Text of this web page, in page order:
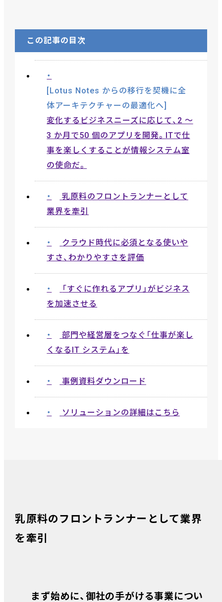
この記事の目次
Lotus Notes からの移行を契機に全
体アーキテクチャーの最適化へ
変化するビジネスニーズに応じて、2 ～
3 か月で50 個のアプリを開発。ITで仕
事を楽しくすることが情報システム室
の使命だ。
乳原料のフロントランナーとして
業界を牽引
クラウド時代に必須となる使いや
すさ、わかりやすさを評価
「すぐに作れるアプリ」がビジネス
を加速させる
部門や経営層をつなぐ「仕事が楽し
くなるIT システム」を
事例資料ダウンロード
ソリューションの詳細はこちら
乳原料のフロントランナーとして業界
を牽引
まず始めに、御社の手がける事業につい